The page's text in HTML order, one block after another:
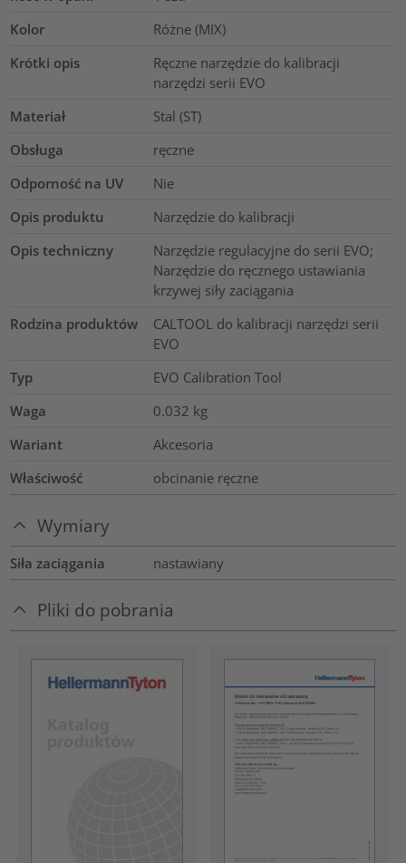
Kolor
Różne (MIX)
Krótki opis
Ręczne narzędzie do kalibracji
narzędzi serii EVO
Materiał
Stal (ST)
Obsługa
ręczne
Odporność na UV
Nie
Opis produktu
Narzędzie do kalibracji
Opis techniczny
Narzędzie regulacyjne do serii EVO;
Narzędzie do ręcznego ustawiania
krzywej siły zaciągania
Rodzina produktów
CALTOOL do kalibracji narzędzi serii
EVO
Typ
EVO Calibration Tool
Waga
0.032 kg
Wariant
Akcesoria
Właściwość
obcinanie ręczne
Wymiary
Siła zaciągania nastawiany
Pliki do pobrania